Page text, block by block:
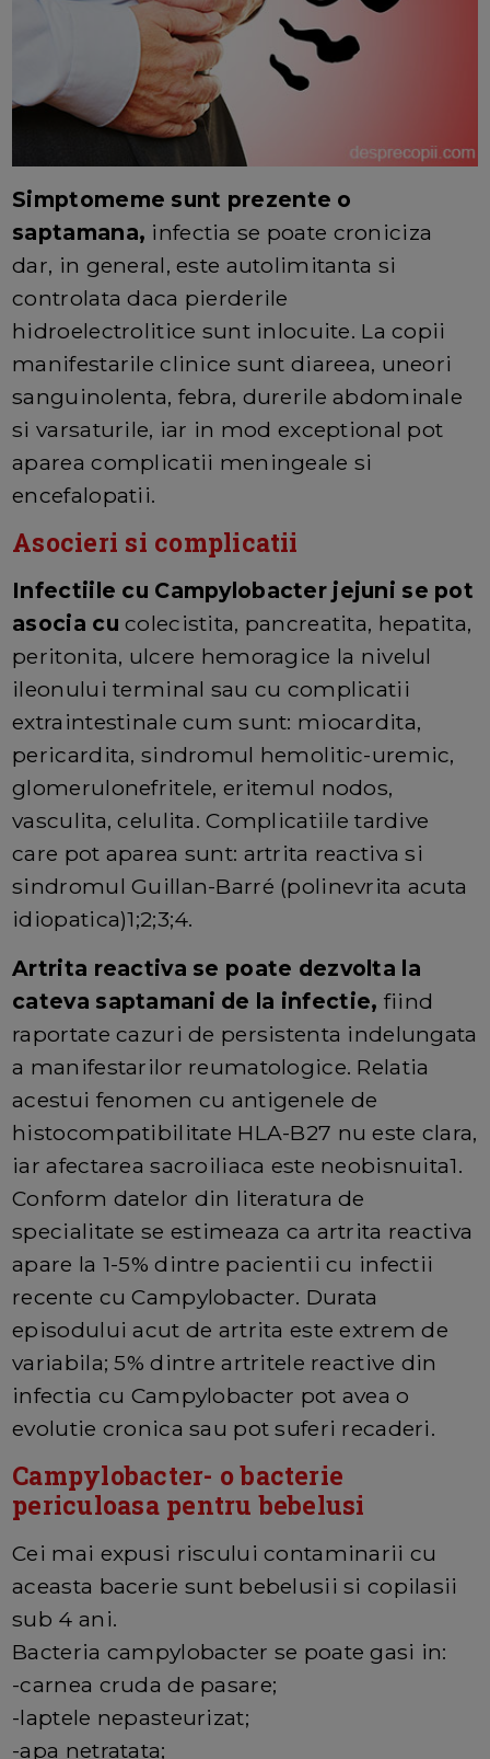
Simptomeme sunt prezente o
saptamana, infectia se poate croniciza
dar, in general, este autolimitanta si
controlata daca pierderile
hidroelectrolitice sunt inlocuite. La copii
manifestarile clinice sunt diareea, uneori
sanguinolenta, febra, durerile abdominale
si varsaturile, iar in mod exceptional pot
aparea complicatii meningeale si
encefalopatii.
Asocieri si complicatii
Infectiile cu Campylobacter jejuni se pot
asocia cucolecistita, pancreatita, hepatita,
peritonita, ulcere hemoragice la nivelul
ileonului terminal sau cu complicatii
extraintestinale cum sunt: miocardita,
pericardita, sindromul hemolitic-uremic,
glomerulonefritele, eritemul nodos,
vasculita, celulita. Complicatiile tardive
care pot aparea sunt: artrita reactiva si
sindromul Guillan-Barré (polinevrita acuta
idiopatica)1;2;3;4.
Artrita reactiva se poate dezvolta la
cateva saptamani de la infectie, fiind
raportate cazuri de persistenta indelungata
a manifestarilor reumatologice. Relatia
acestui fenomen cu antigenele de
histocompatibilitate HLA-B27 nu este clara,
iar afectarea sacroiliaca este neobisnuita1.
Conform datelor din literatura de
specialitate se estimeaza ca artrita reactiva
apare la 1-5% dintre pacientii cu infectii
recente cu Campylobacter. Durata
episodului acut de artrita este extrem de
variabila; 5% dintre artritele reactive din
infectia cu Campylobacter pot avea o
evolutie cronica sau pot suferi recaderi.
Campylobacter- o bacterie
periculoasa pentru bebelusi
Cei mai expusi riscului contaminarii cu
aceasta bacerie sunt bebelusii si copilasii
sub 4 ani.
Bacteria campylobacter se poate gasi in:
-carnea cruda de pasare;
-laptele nepasteurizat;
-apa netratata;